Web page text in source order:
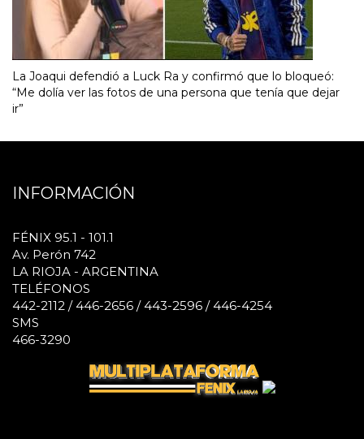
La Joaqui defendió a Luck Ra y confirmó que lo bloqueó:
“Me dolía ver las fotos de una persona que tenía que dejar
ir”
INFORMACIÓN
FÉNIX 95.1 - 101.1
Av. Perón 742
LA RIOJA - ARGENTINA
TELÉFONOS
442-2112 / 446-2656 / 443-2596 / 446-4254
SMS
466-3290